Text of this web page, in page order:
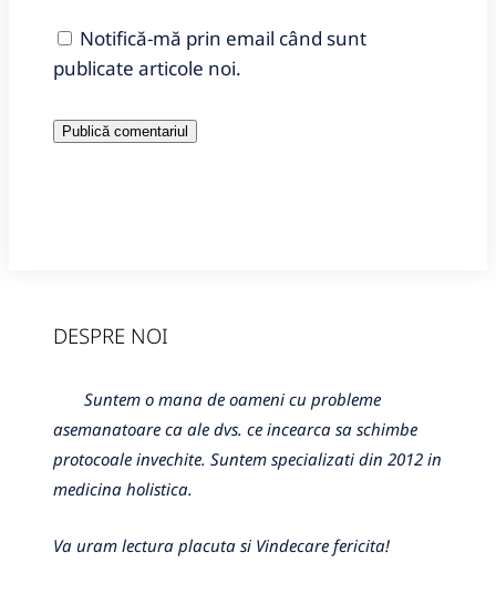
Notifică-mă prin email când sunt
publicate articole noi.
DESPRE NOI
Suntem o mana de oameni cu probleme
asemanatoare ca ale dvs. ce incearca sa schimbe
protocoale invechite. Suntem specializati din 2012 in
medicina holistica.
Va uram lectura placuta si Vindecare fericita!